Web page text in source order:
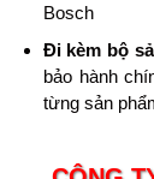
Bosch
Đi kèm bộ
bảo hành
từng sản